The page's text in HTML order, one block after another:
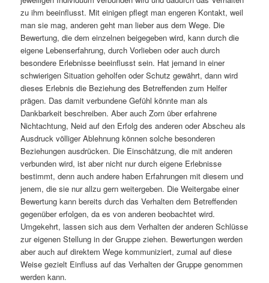
zu ihm beeinflusst. Mit einigen pflegt man engeren Kontakt, weil
man sie mag, anderen geht man lieber aus dem Wege. Die
Bewertung, die dem einzelnen beigegeben wird, kann durch die
eigene Lebenserfahrung, durch Vorlieben oder auch durch
besondere Erlebnisse beeinflusst sein. Hat jemand in einer
schwierigen Situation geholfen oder Schutz gewährt, dann wird
dieses Erlebnis die Beziehung des Betreffenden zum Helfer
prägen. Das damit verbundene Gefühl könnte man als
Dankbarkeit beschreiben. Aber auch Zorn über erfahrene
Nichtachtung, Neid auf den Erfolg des anderen oder Abscheu als
Ausdruck völliger Ablehnung können solche besonderen
Beziehungen ausdrücken. Die Einschätzung, die mit anderen
verbunden wird, ist aber nicht nur durch eigene Erlebnisse
bestimmt, denn auch andere haben Erfahrungen mit diesem und
jenem, die sie nur allzu gern weitergeben. Die Weitergabe einer
Bewertung kann bereits durch das Verhalten dem Betreffenden
gegenüber erfolgen, da es von anderen beobachtet wird.
Umgekehrt, lassen sich aus dem Verhalten der anderen Schlüsse
zur eigenen Stellung in der Gruppe ziehen. Bewertungen werden
aber auch auf direktem Wege kommuniziert, zumal auf diese
Weise gezielt Einfluss auf das Verhalten der Gruppe genommen
werden kann.